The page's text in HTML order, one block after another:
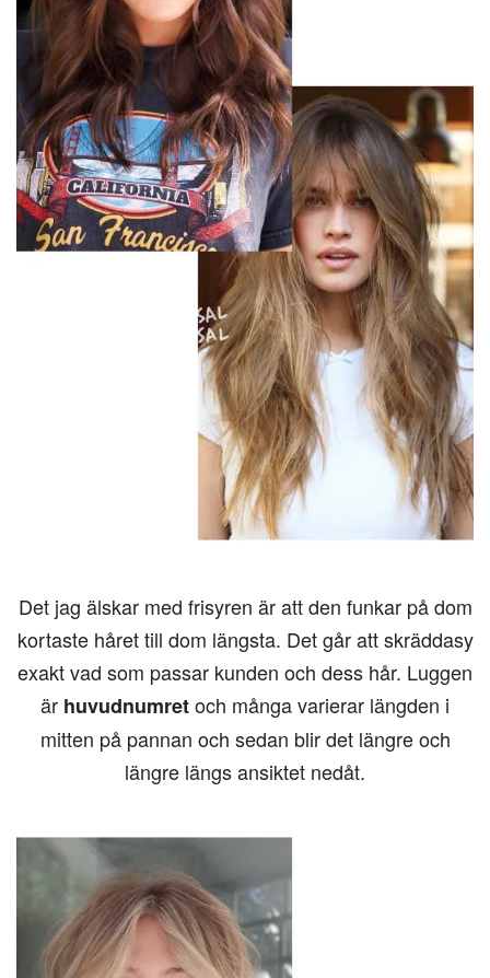
Det jag älskar med frisyren är att den funkar på dom
kortaste håret till dom längsta. Det går att skräddasy
exakt vad som passar kunden och dess hår. Luggen
är huvudnumretoch många varierar längden i
mitten på pannan och sedan blir det längre och
längre längs ansiktet nedåt.